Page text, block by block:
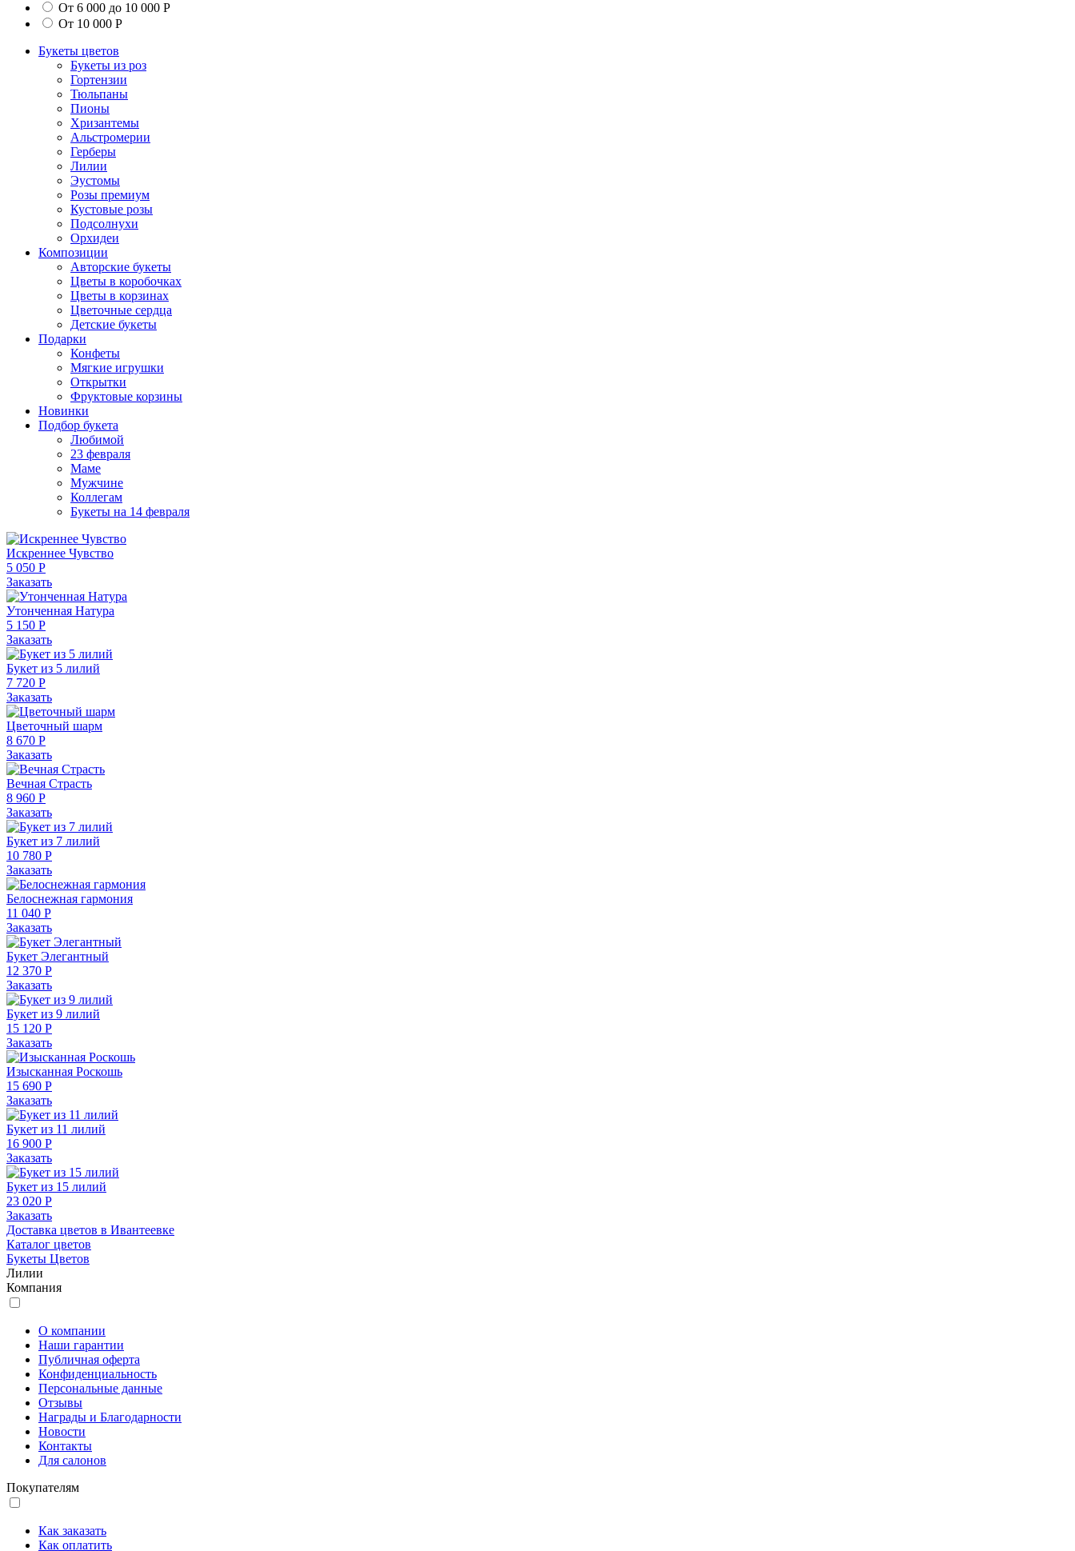
От 6 000 до 10 000 Р
От 10 000 Р
Букеты цветов
Букеты из роз
Гортензии
Тюльпаны
Пионы
Хризантемы
Альстромерии
Герберы
Лилии
Эустомы
Розы премиум
Кустовые розы
Подсолнухи
Орхидеи
Композиции
Авторские букеты
Цветы в коробочках
Цветы в корзинах
Цветочные сердца
Детские букеты
Подарки
Конфеты
Мягкие игрушки
Открытки
Фруктовые корзины
Новинки
Подбор букета
Любимой
23 февраля
Маме
Мужчине
Коллегам
Букеты на 14 февраля
Искреннее Чувство
5 050 Р
Заказать
Утонченная Натура
5 150 Р
Заказать
Букет из 5 лилий
7 720 Р
Заказать
Цветочный шарм
8 670 Р
Заказать
Вечная Страсть
8 960 Р
Заказать
Букет из 7 лилий
10 780 Р
Заказать
Белоснежная гармония
11 040 Р
Заказать
Букет Элегантный
12 370 Р
Заказать
Букет из 9 лилий
15 120 Р
Заказать
Изысканная Роскошь
15 690 Р
Заказать
Букет из 11 лилий
16 900 Р
Заказать
Букет из 15 лилий
23 020 Р
Заказать
Доставка цветов в Ивантеевке
Каталог цветов
Букеты Цветов
Лилии
Компания
О компании
Наши гарантии
Публичная оферта
Конфиденциальность
Персональные данные
Отзывы
Награды и Благодарности
Новости
Контакты
Для салонов
Покупателям
Как заказать
Как оплатить